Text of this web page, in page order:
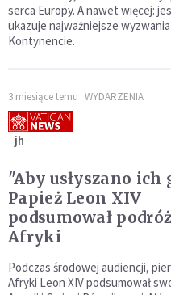
serca Europy. A nawet więcej:
ukazuje najważniejsze
Kontynencie.
3 miesiące temu WYDARZENIA
jh
"Aby usłyszano ich
Papież Leon XIV
podsumował
Afryki
Podczas środowej audiencji,
Afryki Leon XIV podsumował